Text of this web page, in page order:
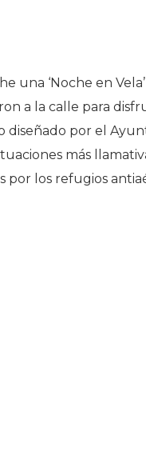
una ‘Noche en
a la calle para
por el
más
por los refugios